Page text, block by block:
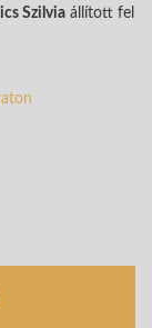
Szilvia állított fel